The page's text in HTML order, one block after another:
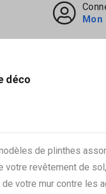
Mon
déco
de plinthes
revêtement de
votre mur contre les